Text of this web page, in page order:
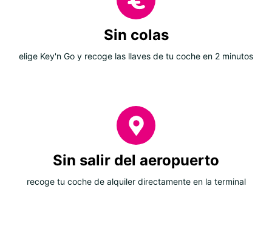
Sin colas
elige Key'n Go y recoge las llaves de tu coche en 2 minutos
Sin salir del aeropuerto
recoge tu coche de alquiler directamente en la terminal